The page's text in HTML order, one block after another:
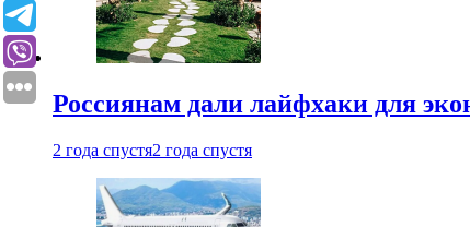
Россиянам дали лайфхаки для
2 года спустя2 года спустя